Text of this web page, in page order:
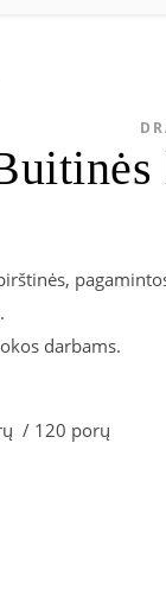
darbams.
/ 120 porų